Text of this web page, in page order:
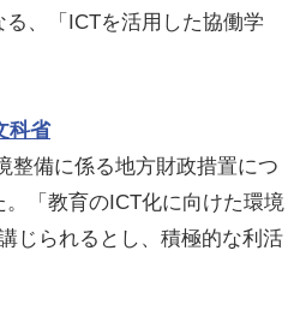
、「ICTを活用した協働学
科省
整備に係る地方財政措置につ
「教育のICT化に向けた環境
じられるとし、積極的な利活